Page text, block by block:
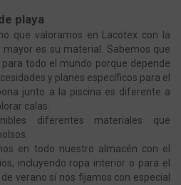
playa
que valoramos en Lacotex con la
es su material. Sabemos que
todo el mundo porque depende
y planes específicos para el
junto a la piscina es diferente a
calas.
diferentes materiales que
en todo nuestro almacén con el
incluyendo ropa interior o para el
verano sí nos fijamos con especial